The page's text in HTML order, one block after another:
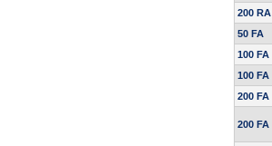
200 RA
50 FA
100 FA
100 FA
200 FA
200 FA